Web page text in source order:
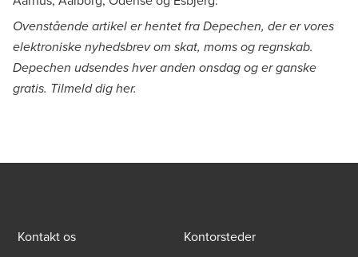
Ovenstående artikel er hentet fra Depechen, der er vores
elektroniske nyhedsbrev om skat, moms og regnskab.
Depechen udsendes hver anden onsdag og er ganske
gratis. Tilmeld dig her.
Kontakt os Kontorsteder